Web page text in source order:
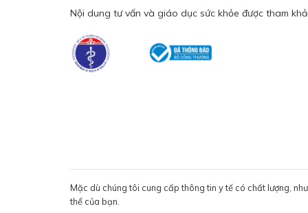
Nội dung tư vấn và giáo dục sức khỏe được tham
Mặc dù chúng tôi cung cấp thông tin y tế có chất lượng,
thể của bạn.